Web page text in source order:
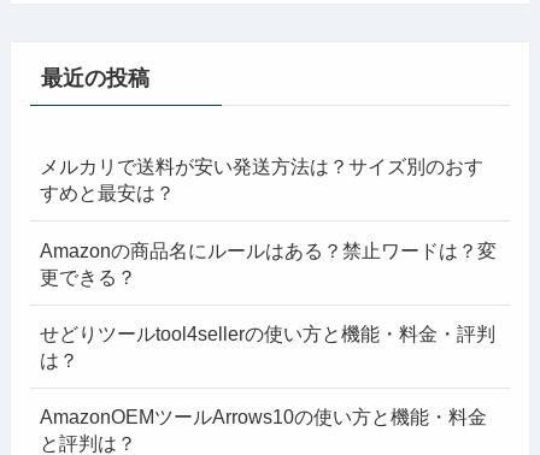
最近の投稿
メルカリで送料が安い発送方法は？サイズ別のおす
すめと最安は？
Amazonの商品名にルールはある？禁止ワードは？変
更できる？
せどりツールtool4sellerの使い方と機能・料金・評判
は？
AmazonOEMツールArrows10の使い方と機能・料金
と評判は？